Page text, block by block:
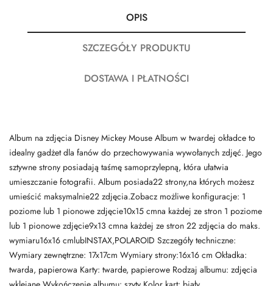
OPIS
SZCZEGÓŁY PRODUKTU
DOSTAWA I PŁATNOŚCI
Album na zdjęcia Disney Mickey Mouse Album w twardej okładce to
idealny gadżet dla fanów do przechowywania wywołanych zdjęć. Jego
sztywne strony posiadają taśmę samoprzylepną, która ułatwia
umieszczanie fotografii. Album posiada22 strony,na których możesz
umieścić maksymalnie22 zdjęcia.Zobacz możliwe konfiguracje: 1
poziome lub 1 pionowe zdjęcie10x15 cmna każdej ze stron 1 poziome
lub 1 pionowe zdjęcie9x13 cmna każdej ze stron 22 zdjęcia do maks.
wymiaru16x16 cmlubINSTAX,POLAROID Szczegóły techniczne:
Wymiary zewnętrzne: 17x17cm Wymiary strony:16x16 cm Okładka:
twarda, papierowa Karty: twarde, papierowe Rodzaj albumu: zdjęcia